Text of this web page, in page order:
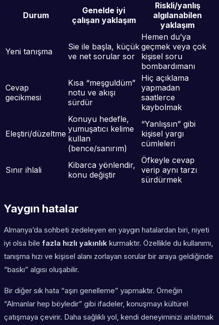
Durum
Genelde iyi
çalışan yaklaşım
Riskli/yanlış
algılanabilen
yaklaşım
Yeni tanışma
Sie ile başla, küçük
ve net sorular sor
Hemen du’ya
geçmek veya çok
kişisel soru
bombardımanı
Cevap
gecikmesi
Kısa “meşguldüm”
notu ve akışı
sürdür
Hiç açıklama
yapmadan
saatlerce
kaybolmak
Eleştiri/düzeltme
Konuyu hedefle,
yumuşatıcı kelime
kullan
(bence/sanırım)
“Yanlışsın” gibi
kişisel yargı
cümleleri
Sınır ihlali
Kibarca yönlendir,
konu değiştir
Öfkeyle cevap
verip aynı tarzı
sürdürmek
Yaygın hatalar
Almanya’da sohbeti zedeleyen en yaygın hatalardan biri, niyeti
iyi olsa bile fazla hızlı yakınlık kurmaktır. Özellikle du kullanımı,
tanışma hızı ve kişisel alanı zorlayan sorular bir araya geldiğinde
“baskı” algısı oluşabilir.
Bir diğer sık hata “aşırı genelleme” yapmaktır. Örneğin
“Almanlar hep böyledir” gibi ifadeler, konuşmayı kültürel
çatışmaya çevirir. Daha sağlıklı yol, kendi deneyiminizi anlatmak